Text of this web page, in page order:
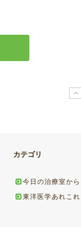
カテゴリ
今日の治療室から
東洋医学あれこれ